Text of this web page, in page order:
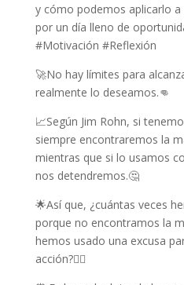
y cómo podemos aplicarlo a
por un día lleno de
#Motivación #Reflexión
🚀No hay límites para
realmente lo deseamos.👊
📈Según Jim Rohn, si
siempre encontraremos la
mientras que si lo usamos
nos detendremos.🤔
🌟Así que, ¿cuántas veces
porque no encontramos la
hemos usado una excusa
acción?🤷‍♀️